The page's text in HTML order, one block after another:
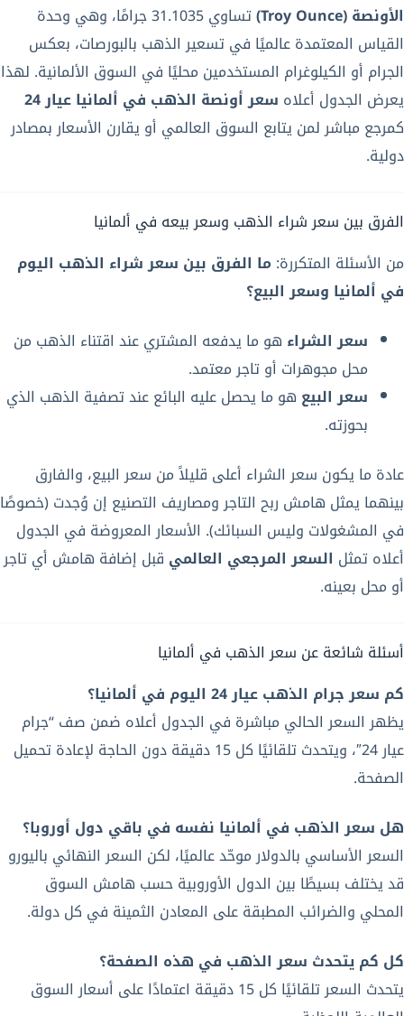
الأونصة (Troy Ounce)
تساوي 31.1035 جرامًا، وهي وحدة
القياس المعتمدة عالميًا في تسعير الذهب بالبورصات، بعكس
الجرام أو الكيلوغرام المستخدمين محليًا في السوق الألمانية. لهذا
يعرض الجدول أعلاه سعر أونصة الذهب في ألمانيا عيار 24
كمرجع مباشر لمن يتابع السوق العالمي أو يقارن الأسعار بمصادر
دولية.
الفرق بين سعر شراء الذهب وسعر بيعه في ألمانيا
من الأسئلة المتكررة: ما الفرق بين سعر شراء الذهب اليوم
في ألمانيا وسعر البيع؟
سعر الشراء هو ما يدفعه المشتري عند اقتناء الذهب من
محل مجوهرات أو تاجر معتمد.
سعر البيع هو ما يحصل عليه البائع عند تصفية الذهب الذي
بحوزته.
عادة ما يكون سعر الشراء أعلى قليلاً من سعر البيع، والفارق
بينهما يمثل هامش ربح التاجر ومصاريف التصنيع إن وُجدت (خصوصًا
في المشغولات وليس السبائك). الأسعار المعروضة في الجدول
أعلاه تمثل السعر المرجعي العالمي قبل إضافة هامش أي تاجر
أو محل بعينه.
أسئلة شائعة عن سعر الذهب في ألمانيا
كم سعر جرام الذهب عيار 24 اليوم في ألمانيا؟
يظهر السعر الحالي مباشرة في الجدول أعلاه ضمن صف “جرام
عيار 24″، ويتحدث تلقائيًا كل 15 دقيقة دون الحاجة لإعادة تحميل
الصفحة.
هل سعر الذهب في ألمانيا نفسه في باقي دول أوروبا؟
السعر الأساسي بالدولار موحّد عالميًا، لكن السعر النهائي باليورو
قد يختلف بسيطًا بين الدول الأوروبية حسب هامش السوق
المحلي والضرائب المطبقة على المعادن الثمينة في كل دولة.
كل كم يتحدث سعر الذهب في هذه الصفحة؟
يتحدث السعر تلقائيًا كل 15 دقيقة اعتمادًا على أسعار السوق